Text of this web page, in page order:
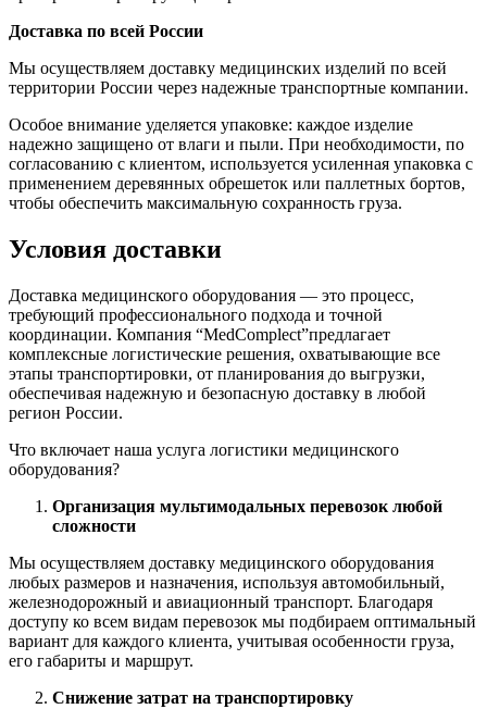
Доставка по всей России
Мы осуществляем доставку медицинских изделий по всей
территории России через надежные транспортные компании.
Особое внимание уделяется упаковке: каждое изделие
надежно защищено от влаги и пыли. При необходимости, по
согласованию с клиентом, используется усиленная упаковка с
применением деревянных обрешеток или паллетных бортов,
чтобы обеспечить максимальную сохранность груза.
Условия доставки
Доставка медицинского оборудования — это процесс,
требующий профессионального подхода и точной
координации. Компания “MedComplect”предлагает
комплексные логистические решения, охватывающие все
этапы транспортировки, от планирования до выгрузки,
обеспечивая надежную и безопасную доставку в любой
регион России.
Что включает наша услуга логистики медицинского
оборудования?
Организация мультимодальных перевозок любой
сложности
Мы осуществляем доставку медицинского оборудования
любых размеров и назначения, используя автомобильный,
железнодорожный и авиационный транспорт. Благодаря
доступу ко всем видам перевозок мы подбираем оптимальный
вариант для каждого клиента, учитывая особенности груза,
его габариты и маршрут.
Снижение затрат на транспортировку